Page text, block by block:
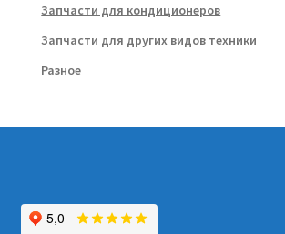
Запчасти для кондиционеров
Запчасти для других видов техники
Разное